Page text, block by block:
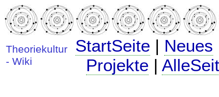
Theoriekultur
- Wiki
StartSeite | Neues
Projekte |